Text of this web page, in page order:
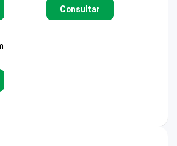
Consultar